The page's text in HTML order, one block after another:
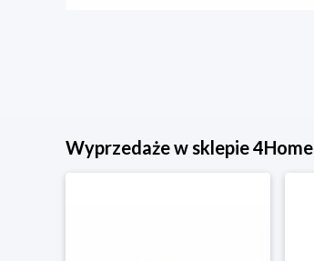
Wyprzedaże w sklepie 4Home